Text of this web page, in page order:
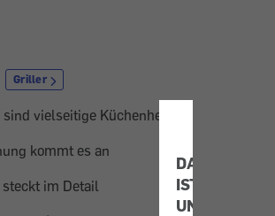
IST
UNS
Griller
vielseitige Küchenhelfer
kommt es an
im Detail